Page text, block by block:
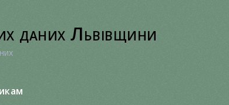
даних Львівщини